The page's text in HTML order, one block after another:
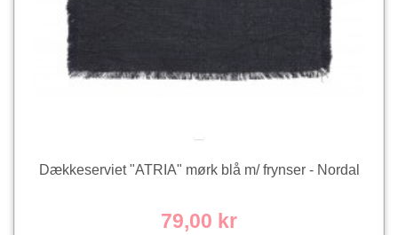
Dækkeserviet "ATRIA" mørk blå m/ frynser - Nordal
79,00 kr